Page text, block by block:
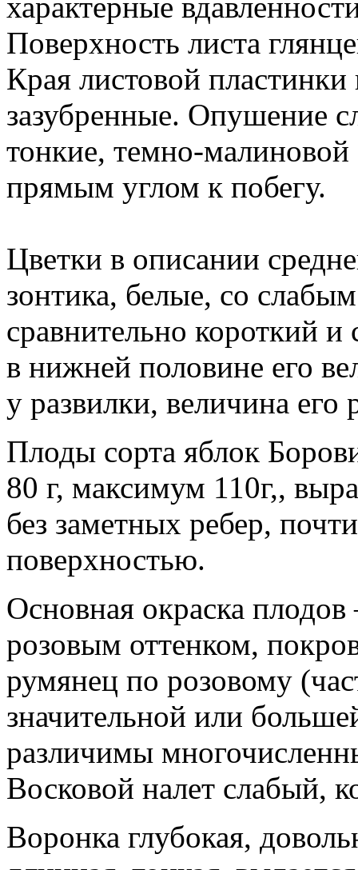
Поверхность листа
Края листовой
зазубренные. Опушение
тонкие, темно-
прямым углом к побегу.
Цветки в описании
зонтика, белые, со
сравнительно короткий
в нижней половине его
у развилки, величина
Плоды сорта яблок
80 г, максимум 110г,,
без заметных ребер,
поверхностью.
Основная окраска плодов
розовым оттенком,
румянец по розовому
значительной или
различимы
Восковой налет слабый,
Воронка глубокая,